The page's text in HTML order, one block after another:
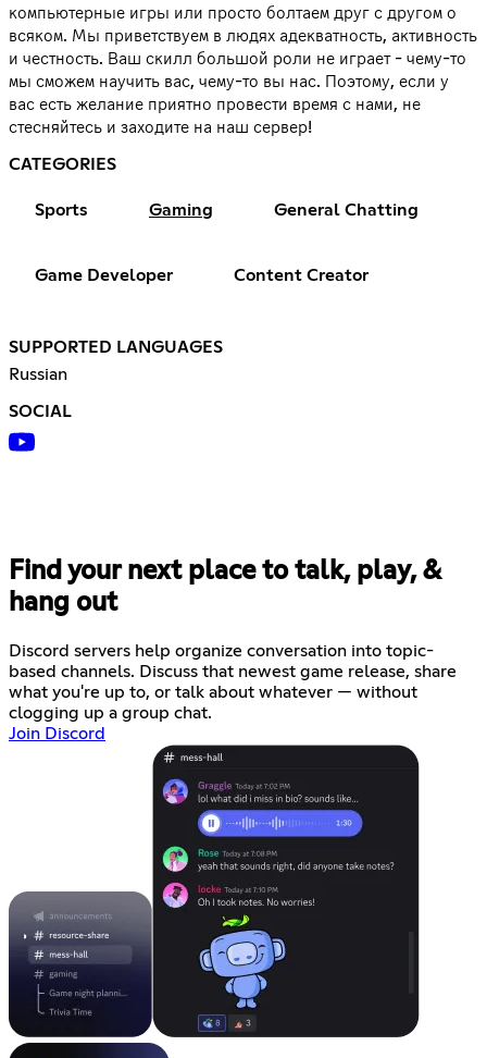
компьютерные игры или просто болтаем друг с другом о
всяком. Мы приветствуем в людях адекватность, активность
и честность. Ваш скилл большой роли не играет - чему-то
мы сможем научить вас, чему-то вы нас. Поэтому, если у
вас есть желание приятно провести время с нами, не
стесняйтесь и заходите на наш сервер!
CATEGORIES
Sports Gaming General Chatting
Game Developer Content Creator
SUPPORTED LANGUAGES
Russian
SOCIAL
Find your next place to talk, play, &
hang out
Discord servers help organize conversation into topic-
based channels. Discuss that newest game release, share
what you're up to, or talk about whatever — without
clogging up a group chat.
Join Discord